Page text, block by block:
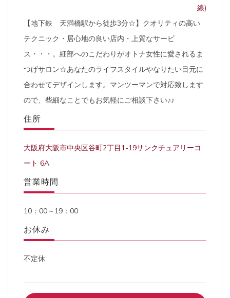
線)
【地下鉄 天満橋駅から徒歩3分☆】クオリティの高い
テクニック・居心地の良い店内・上質なサービ
ス・・・。細部へのこだわりがオトナ女性に愛されるま
つげサロン☆あなたのライフスタイルやなりたい目元に
合わせてデザインします。マンツーマンで対応致します
ので、些細なことでもお気軽にご相談下さい♪♪
住所
大阪府大阪市中央区谷町2丁目1-19サンクチュアリーコ
ート 6A
営業時間
10：00～19：00
お休み
不定休